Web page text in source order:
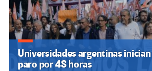
Universidades argentinas inician
paro por 48 horas